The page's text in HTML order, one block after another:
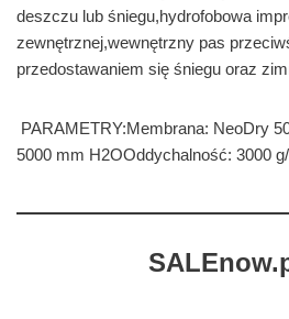
deszczu lub śniegu,hydrofobowa
zewnętrznej,wewnętrzny pas
przedostawaniem się śniegu oraz
PARAMETRY:Membrana: NeoDry
5000 mm H2OOddychalność: 3000